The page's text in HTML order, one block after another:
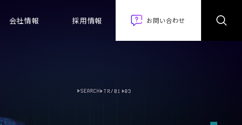
会社情報 採用情報 お問い合わせ